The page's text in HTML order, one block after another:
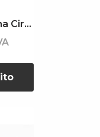
Cinturón de Cadena Circle Gold